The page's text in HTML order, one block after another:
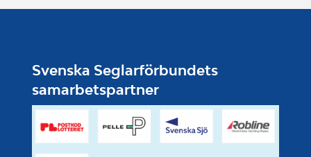
Svenska Seglarförbundets
samarbetspartner